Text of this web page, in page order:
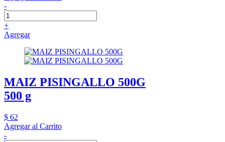
-
+
Agregar
MAIZ PISINGALLO 500G
500 g
$ 62
Agregar al Carrito
-